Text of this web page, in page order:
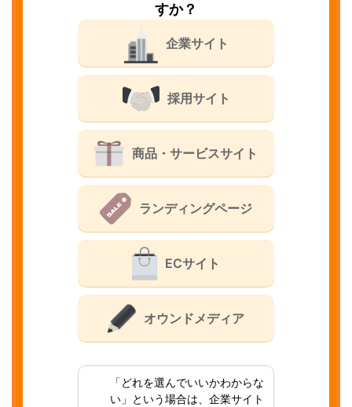
すか？
企業サイト
採用サイト
商品・サービスサイト
ランディングページ
ECサイト
オウンドメディア
「どれを選んでいいかわからな
い」という場合は、企業サイト